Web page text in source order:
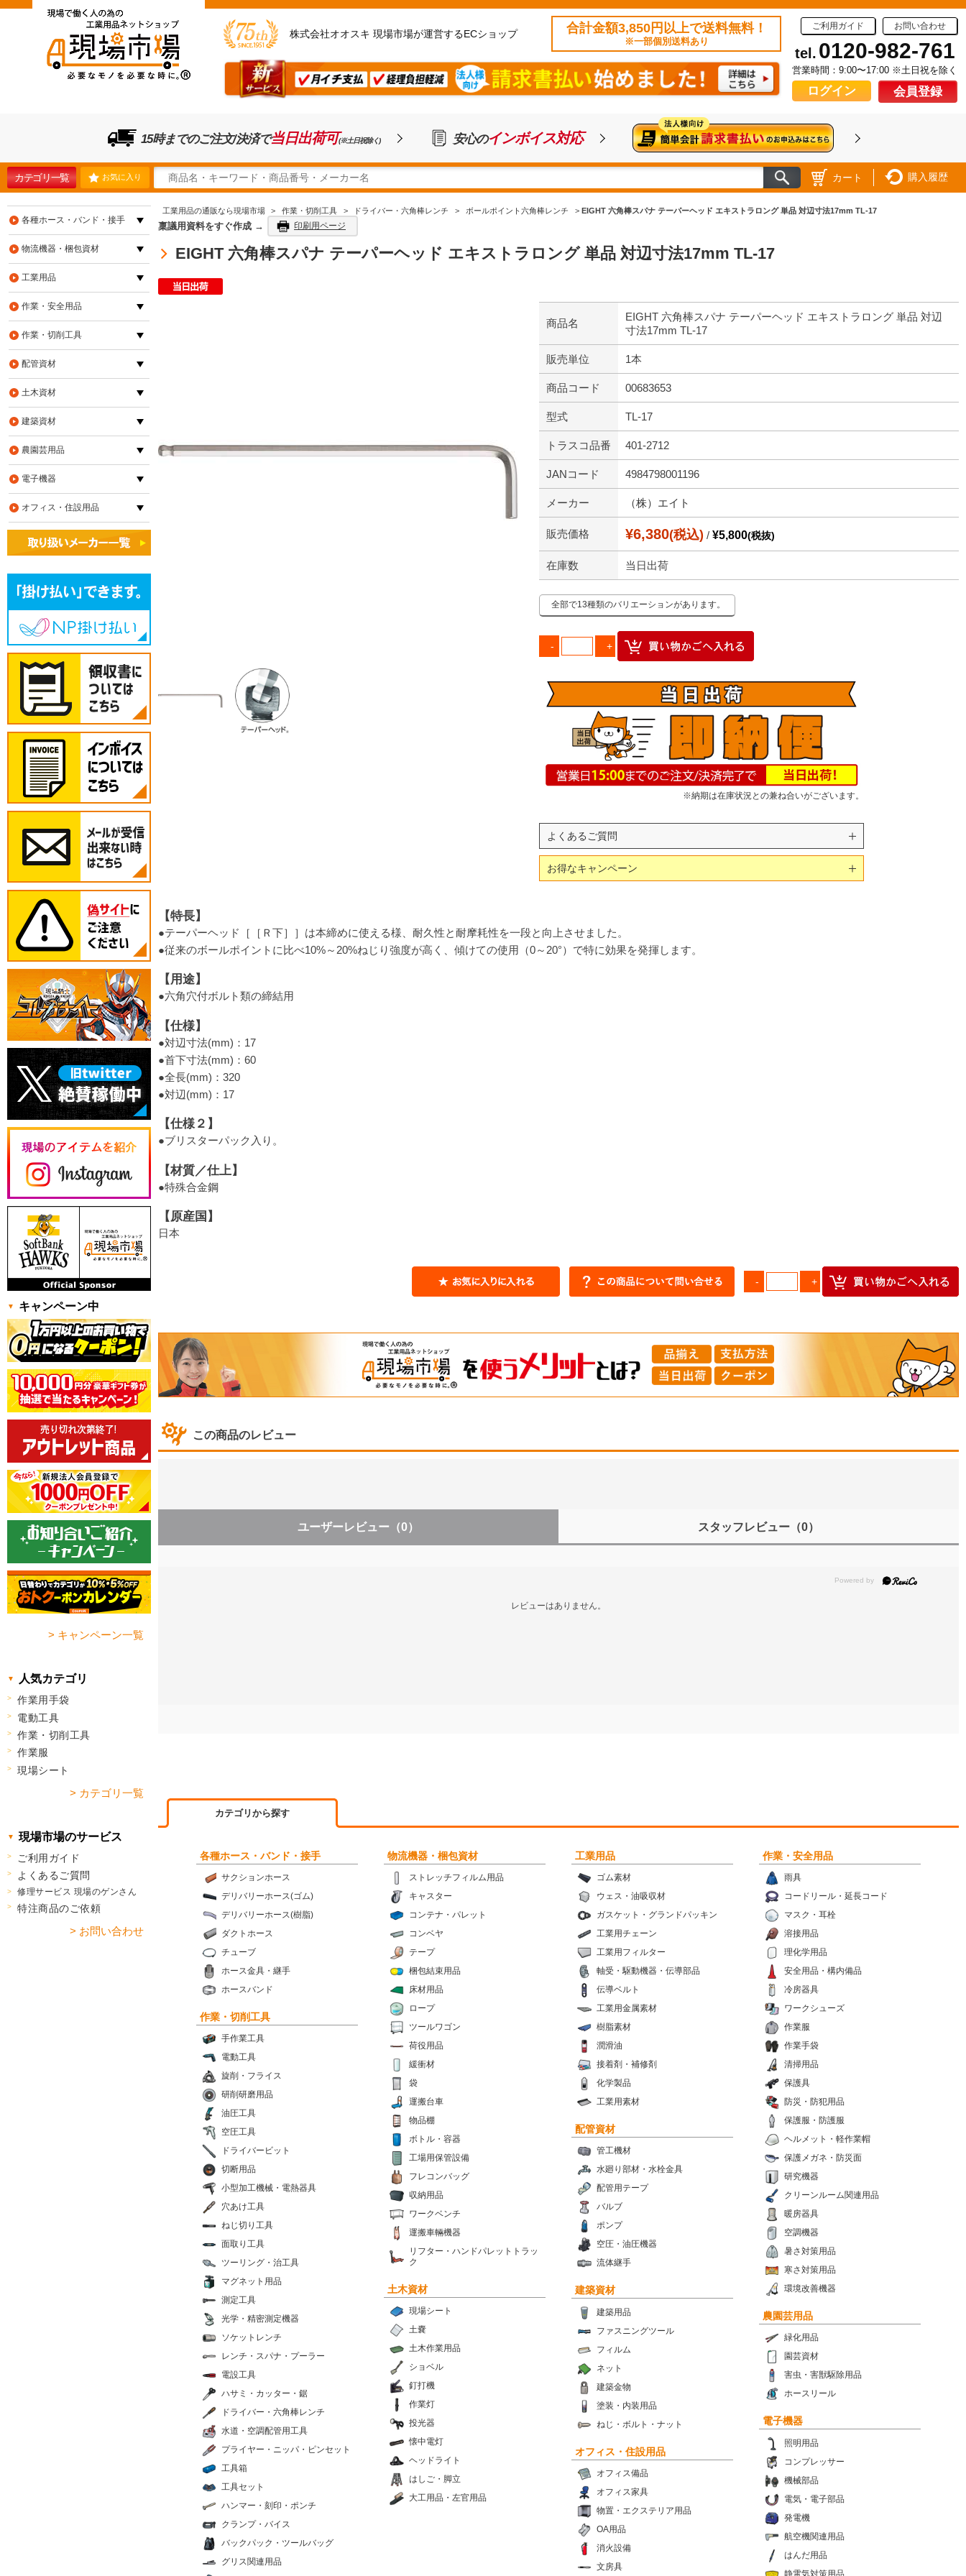
株式会社オオスキ 現場市場が運営するECショップ 合計金額3,850円以上で送料無料！
※一部個別送料あり
ご利用ガイド お問い合わせ
tel. 0120-982-761
営業時間：9:00〜17:00 ※土日祝を除く
ログイン 会員登録
15時までのご注文/決済で当日出荷可(※土日祝除く) 安心のインボイス対応
カテゴリ一覧 お気に入り カート 購入履歴
工業用品の通販なら現場市場 > 作業・切削工具 > ドライバー・六角棒レンチ > ボールポイント六角棒レンチ > EIGHT 六角棒スパナ テーパーヘッド エキストラロング 単品 対辺寸法17mm TL-17
稟議用資料をすぐ作成 → 印刷用ページ
EIGHT 六角棒スパナ テーパーヘッド エキストラロング 単品 対辺寸法17mm TL-17
商品名
EIGHT 六角棒スパナ テーパーヘッド エキストラロング 単品 対辺
寸法17mm TL-17
販売単位 1本
商品コード 00683653
型式 TL-17
トラスコ品番 401-2712
JANコード 4984798001196
メーカー （株）エイト
販売価格 ¥6,380(税込) / ¥5,800(税抜)
在庫数 当日出荷
全部で13種類のバリエーションがあります。
※納期は在庫状況との兼ね合いがございます。
よくあるご質問
お得なキャンペーン
【特長】
●テーパーヘッド［［Ｒ下］］は本締めに使える様、耐久性と耐摩耗性を一段と向上させました。
●従来のボールポイントに比べ10%～20%ねじり強度が高く、傾けての使用（0～20°）で特に効果を発揮します。
【用途】
●六角穴付ボルト類の締結用
【仕様】
●対辺寸法(mm)：17
●首下寸法(mm)：60
●全長(mm)：320
●対辺(mm)：17
【仕様２】
●ブリスターパック入り。
【材質／仕上】
●特殊合金鋼
【原産国】
日本
この商品のレビュー
ユーザーレビュー （0） スタッフレビュー （0）
レビューはありません。
カテゴリから探す
各種ホース・バンド・接手
サクションホース
デリバリーホース(ゴム)
デリバリーホース(樹脂)
ダクトホース
チューブ
ホース金具・継手
ホースバンド
物流機器・梱包資材
ストレッチフィルム用品
キャスター
コンテナ・パレット
コンベヤ
テープ
梱包結束用品
床材用品
ロープ
ツールワゴン
荷役用品
緩衝材
袋
運搬台車
物品棚
ボトル・容器
工場用保管設備
フレコンバッグ
収納用品
ワークベンチ
運搬車輛機器
リフター・ハンドパレットトラッ
ク
工業用品
ゴム素材
ウェス・油吸収材
ガスケット・グランドパッキン
工業用チェーン
工業用フィルター
軸受・駆動機器・伝導部品
伝導ベルト
工業用金属素材
樹脂素材
潤滑油
接着剤・補修剤
化学製品
工業用素材
作業・安全用品
雨具
コードリール・延長コード
マスク・耳栓
溶接用品
理化学用品
安全用品・構内備品
冷房器具
ワークシューズ
作業服
作業手袋
清掃用品
保護具
防災・防犯用品
保護服・防護服
ヘルメット・軽作業帽
保護メガネ・防災面
研究機器
クリーンルーム関連用品
暖房器具
空調機器
暑さ対策用品
寒さ対策用品
環境改善機器
作業・切削工具
手作業工具
電動工具
旋削・フライス
研削研磨用品
油圧工具
空圧工具
ドライバービット
切断用品
小型加工機械・電熱器具
穴あけ工具
ねじ切り工具
面取り工具
ツーリング・治工具
マグネット用品
測定工具
光学・精密測定機器
ソケットレンチ
レンチ・スパナ・プーラー
電設工具
ハサミ・カッター・鋸
ドライバー・六角棒レンチ
水道・空調配管用工具
プライヤー・ニッパ・ピンセット
工具箱
工具セット
ハンマー・刻印・ポンチ
クランプ・バイス
バックパック・ツールバッグ
グリス関連用品
配管資材
管工機材
水廻り部材・水栓金具
配管用テープ
バルブ
ポンプ
空圧・油圧機器
流体継手
土木資材
現場シート
土嚢
土木作業用品
ショベル
釘打機
作業灯
投光器
懐中電灯
ヘッドライト
はしご・脚立
大工用品・左官用品
建築資材
建築用品
ファスニングツール
フィルム
ネット
建築金物
塗装・内装用品
ねじ・ボルト・ナット
農園芸用品
緑化用品
園芸資材
害虫・害獣駆除用品
ホースリール
電子機器
照明用品
コンプレッサー
機械部品
電気・電子部品
発電機
航空機関連用品
はんだ用品
静電気対策用品
オフィス・住設用品
オフィス備品
オフィス家具
物置・エクステリア用品
OA用品
消火設備
文房具
各種ホース・バンド・接手
物流機器・梱包資材
工業用品
作業・安全用品
作業・切削工具
配管資材
土木資材
建築資材
農園芸用品
電子機器
オフィス・住設用品
キャンペーン中
> キャンペーン一覧
人気カテゴリ
作業用手袋
電動工具
作業・切削工具
作業服
現場シート
> カテゴリ一覧
現場市場のサービス
ご利用ガイド
よくあるご質問
修理サービス 現場のゲンさん
特注商品のご依頼
> お問い合わせ